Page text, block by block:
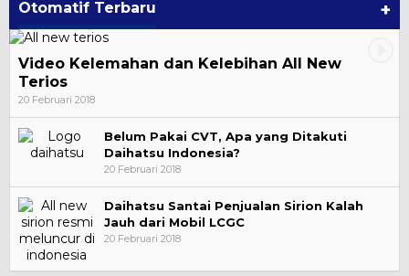
Otomatif Terbaru +
Video Kelemahan dan Kelebihan All New
Terios
20 Februari 2018
Belum Pakai CVT, Apa yang Ditakuti
Daihatsu Indonesia?
20 Februari 2018
Daihatsu Santai Penjualan Sirion Kalah
Jauh dari Mobil LCGC
20 Februari 2018